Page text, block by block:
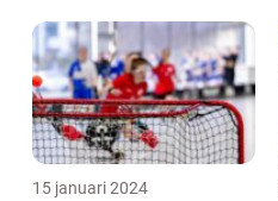
15 januari 2024